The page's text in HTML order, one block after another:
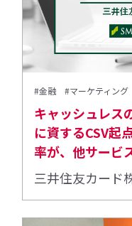
#金融 #マーケティング
キャッシュレス
に資するCSV起
率が、他サービ
三井住友カード